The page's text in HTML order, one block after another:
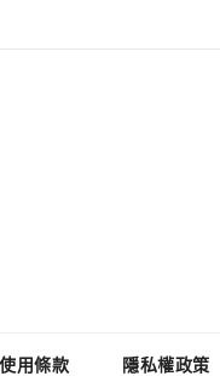
怎麼讓Threads流量變多？
使用條款 隱私權政策